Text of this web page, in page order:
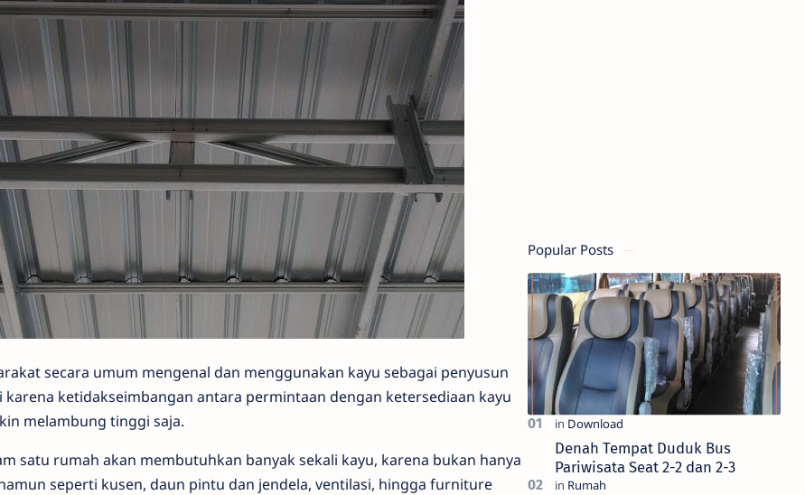
secara umum mengenal dan menggunakan kayu sebagai penyusun
ketidakseimbangan antara permintaan dengan ketersediaan kayu
melambung tinggi saja.
satu rumah akan membutuhkan banyak sekali kayu, karena bukan hanya
seperti kusen, daun pintu dan jendela, ventilasi, hingga furniture
Popular Posts
Denah Tempat Duduk Bus
Pariwisata Seat 2-2 dan 2-3